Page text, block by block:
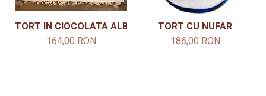
TORT IN CIOCOLATA ALBA CU FLORI MODEL 3
164,00 RON
TORT CU NUFAR
186,00 RON